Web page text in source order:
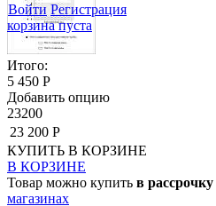
Войти Регистрация
корзина пуста
Итого:
5 450 Р
Добавить опцию
23200
23 200 Р
КУПИТЬ В КОРЗИНЕ
В КОРЗИНЕ
Товар можно купить в рассрочку
магазинах